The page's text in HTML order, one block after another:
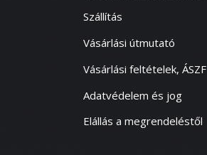
Szállítás
Vásárlási útmutató
Vásárlási feltételek, ÁSZF
Adatvédelem és jog
Elállás a megrendeléstől